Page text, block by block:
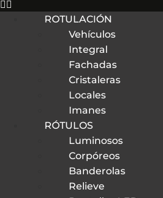
ROTULACIÓN
Vehículos
Integral
Fachadas
Cristaleras
Locales
Imanes
RÓTULOS
Luminosos
Corpóreos
Banderolas
Relieve